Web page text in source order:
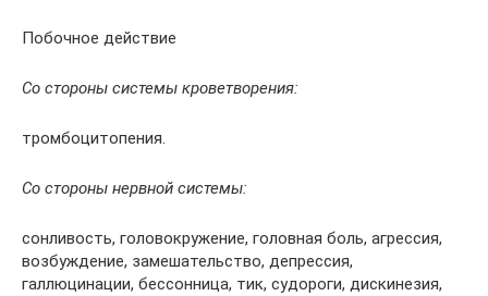
Побочное действие
Со стороны системы кроветворения:
тромбоцитопения.
Со стороны нервной системы:
сонливость, головокружение, головная боль, агрессия,
возбуждение, замешательство, депрессия,
галлюцинации, бессонница, тик, судороги, дискинезия,